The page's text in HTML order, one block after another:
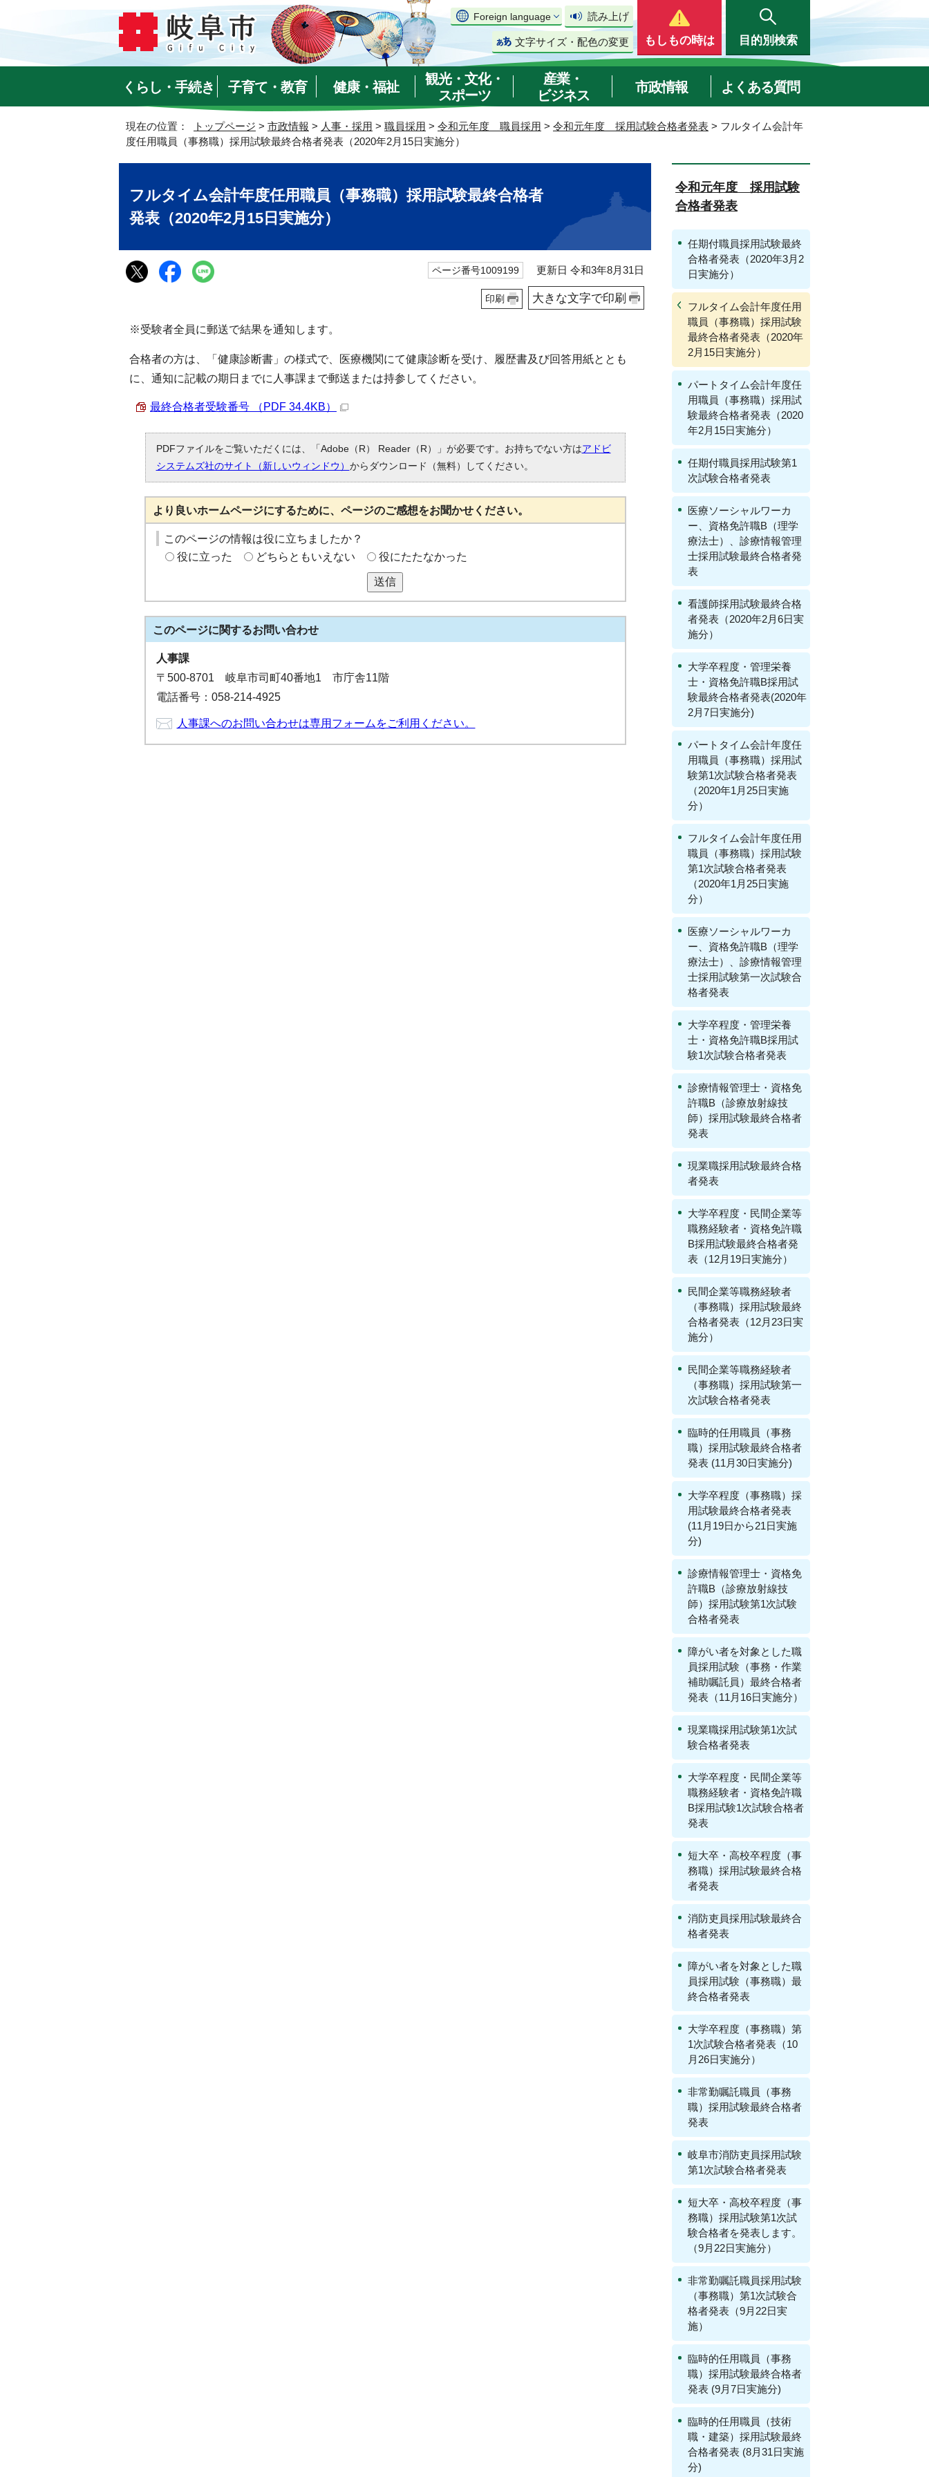
Foreign language 読み上げ
文字サイズ・配色の変更 もしもの時は 目的別検索
くらし・手続き 子育て・教育 健康・福祉
観光・文化・
スポーツ
産業・
ビジネス
市政情報 よくある質問
現在の位置： トップページ > 市政情報 > 人事・採用 > 職員採用 > 令和元年度 職員採用 > 令和元年度 採用試験合格者発表 > フルタイム会計年
度任用職員（事務職）採用試験最終合格者発表（2020年2月15日実施分）
フルタイム会計年度任用職員（事務職）採用試験最終合格者
発表（2020年2月15日実施分）
ページ番号1009199 更新日 令和3年8月31日
印刷 大きな文字で印刷
※受験者全員に郵送で結果を通知します。
合格者の方は、「健康診断書」の様式で、医療機関にて健康診断を受け、履歴書及び回答用紙ととも
に、通知に記載の期日までに人事課まで郵送または持参してください。
最終合格者受験番号 （PDF 34.4KB）
PDFファイルをご覧いただくには、「Adobe（R） Reader（R）」が必要です。お持ちでない方はアドビ
システムズ社のサイト（新しいウィンドウ） からダウンロード（無料）してください。
より良いホームページにするために、ページのご感想をお聞かせください。
このページの情報は役に立ちましたか？
役に立った
どちらともいえない 役にたたなかった
送信
このページに関するお問い合わせ
人事課
〒500-8701 岐阜市司町40番地1 市庁舎11階
電話番号：058-214-4925
人事課へのお問い合わせは専用フォームをご利用ください。
令和元年度 採用試験
合格者発表
任期付職員採用試験最終
合格者発表（2020年3月2
日実施分）
フルタイム会計年度任用
職員（事務職）採用試験
最終合格者発表（2020年
2月15日実施分）
パートタイム会計年度任
用職員（事務職）採用試
験最終合格者発表（2020
年2月15日実施分）
任期付職員採用試験第1
次試験合格者発表
医療ソーシャルワーカ
ー、資格免許職B（理学
療法士）、診療情報管理
士採用試験最終合格者発
表
看護師採用試験最終合格
者発表（2020年2月6日実
施分）
大学卒程度・管理栄養
士・資格免許職B採用試
験最終合格者発表(2020年
2月7日実施分)
パートタイム会計年度任
用職員（事務職）採用試
験第1次試験合格者発表
（2020年1月25日実施
分）
フルタイム会計年度任用
職員（事務職）採用試験
第1次試験合格者発表
（2020年1月25日実施
分）
医療ソーシャルワーカ
ー、資格免許職B（理学
療法士）、診療情報管理
士採用試験第一次試験合
格者発表
大学卒程度・管理栄養
士・資格免許職B採用試
験1次試験合格者発表
診療情報管理士・資格免
許職B（診療放射線技
師）採用試験最終合格者
発表
現業職採用試験最終合格
者発表
大学卒程度・民間企業等
職務経験者・資格免許職
B採用試験最終合格者発
表（12月19日実施分）
民間企業等職務経験者
（事務職）採用試験最終
合格者発表（12月23日実
施分）
民間企業等職務経験者
（事務職）採用試験第一
次試験合格者発表
臨時的任用職員（事務
職）採用試験最終合格者
発表 (11月30日実施分)
大学卒程度（事務職）採
用試験最終合格者発表
(11月19日から21日実施
分)
診療情報管理士・資格免
許職B（診療放射線技
師）採用試験第1次試験
合格者発表
障がい者を対象とした職
員採用試験（事務・作業
補助嘱託員）最終合格者
発表（11月16日実施分）
現業職採用試験第1次試
験合格者発表
大学卒程度・民間企業等
職務経験者・資格免許職
B採用試験1次試験合格者
発表
短大卒・高校卒程度（事
務職）採用試験最終合格
者発表
消防吏員採用試験最終合
格者発表
障がい者を対象とした職
員採用試験（事務職）最
終合格者発表
大学卒程度（事務職）第
1次試験合格者発表（10
月26日実施分）
非常勤嘱託職員（事務
職）採用試験最終合格者
発表
岐阜市消防吏員採用試験
第1次試験合格者発表
短大卒・高校卒程度（事
務職）採用試験第1次試
験合格者を発表します。
（9月22日実施分）
非常勤嘱託職員採用試験
（事務職）第1次試験合
格者発表（9月22日実
施）
臨時的任用職員（事務
職）採用試験最終合格者
発表 (9月7日実施分)
臨時的任用職員（技術
職・建築）採用試験最終
合格者発表 (8月31日実施
分)